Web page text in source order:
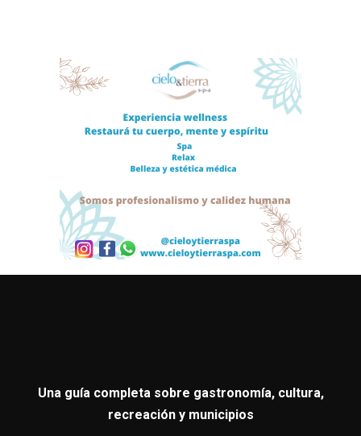
Una guía completa sobre gastronomía, cultura,
recreación y municipios